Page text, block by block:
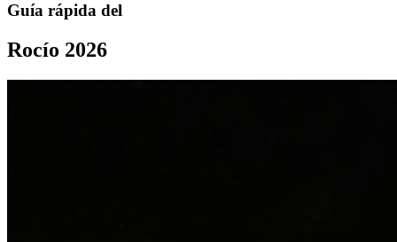
Guía rápida del
Rocío 2026